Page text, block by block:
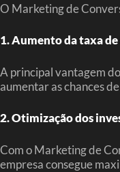
O Marketing de
1. Aumento da taxa
A principal vantagem
aumentar as chances
2. Otimização dos
Com o Marketing de
empresa consegue